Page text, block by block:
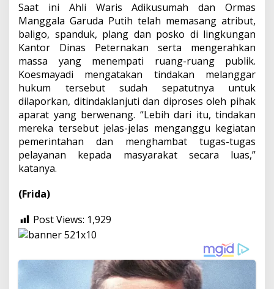
Saat ini Ahli Waris Adikusumah dan Ormas
Manggala Garuda Putih telah memasang atribut,
baligo, spanduk, plang dan posko di lingkungan
Kantor Dinas Peternakan serta mengerahkan
massa yang menempati ruang-ruang publik.
Koesmayadi mengatakan tindakan melanggar
hukum tersebut sudah sepatutnya untuk
dilaporkan, ditindaklanjuti dan diproses oleh pihak
aparat yang berwenang. “Lebih dari itu, tindakan
mereka tersebut jelas-jelas menganggu kegiatan
pemerintahan dan menghambat tugas-tugas
pelayanan kepada masyarakat secara luas,”
katanya.
(Frida)
Post Views: 1,929